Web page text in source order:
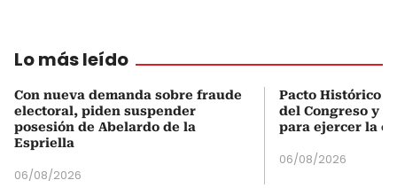
Lo más leído
Con nueva demanda sobre fraude
electoral, piden suspender
posesión de Abelardo de la
Espriella
06/08/2026
Pacto Histórico
del Congreso y
para ejercer la
06/08/2026